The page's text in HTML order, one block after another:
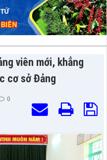
viên mới, khẳng
cơ sở Đảng
0